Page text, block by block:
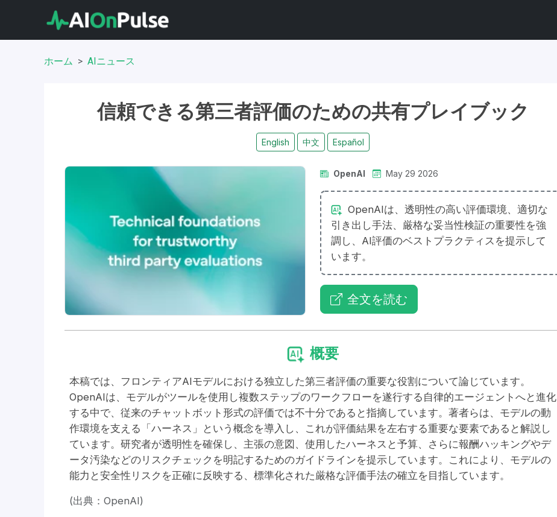
ホーム AIニュース
信頼できる第三者評価のための共有プレイブック
English 中文 Español
OpenAI May 29 2026
OpenAIは、透明性の高い評価環境、適切な
引き出し手法、厳格な妥当性検証の重要性を強
調し、AI評価のベストプラクティスを提示して
います。
全文を読む
概要
本稿では、フロンティアAIモデルにおける独立した第三者評価の重要な役割について論じています。
OpenAIは、モデルがツールを使用し複数ステップのワークフローを遂行する自律的エージェントへと進化
する中で、従来のチャットボット形式の評価では不十分であると指摘しています。著者らは、モデルの動
作環境を支える「ハーネス」という概念を導入し、これが評価結果を左右する重要な要素であると解説し
ています。研究者が透明性を確保し、主張の意図、使用したハーネスと予算、さらに報酬ハッキングやデ
ータ汚染などのリスクチェックを明記するためのガイドラインを提示しています。これにより、モデルの
能力と安全性リスクを正確に反映する、標準化された厳格な評価手法の確立を目指しています。
(出典：OpenAI)